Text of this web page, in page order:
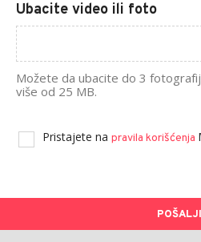
Ubacite video ili foto
Možete da ubacite do 3
više od 25 MB.
Pristajete na pravila korišćenja
POŠALJI